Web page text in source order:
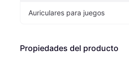
Auriculares para juegos
Propiedades del producto